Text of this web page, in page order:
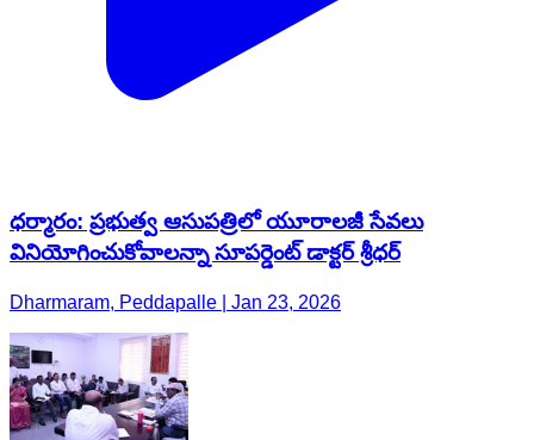
ధర్మారం: ప్రభుత్వ ఆసుపత్రిలో యూరాలజీ సేవలు
వినియోగించుకోవాలన్నా సూపర్డెంట్ డాక్టర్ శ్రీధర్
Dharmaram, Peddapalle | Jan 23, 2026